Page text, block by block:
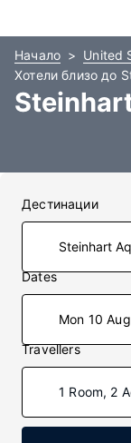
Начало
United
Хотели близо до
Дестинации
Dates
Mon 10
Travellers
1 Room, 2